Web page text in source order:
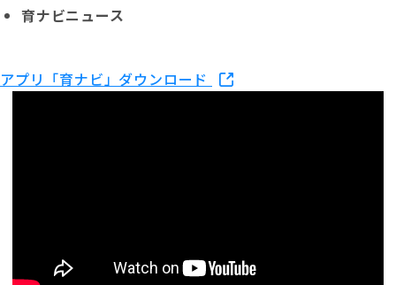
育ナビニュース
アプリ「育ナビ」ダウンロード